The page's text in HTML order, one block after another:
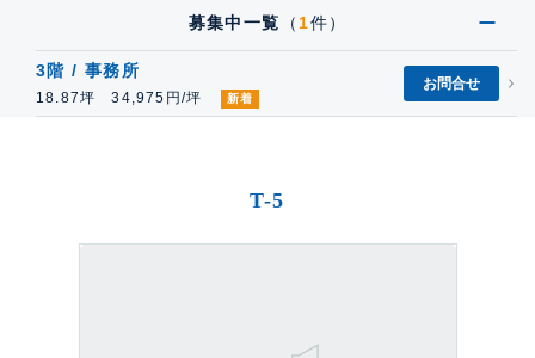
募集中一覧 （ 1件）
3階 / 事務所
18.87坪 34,975円/坪 新着
お問合せ
T-5